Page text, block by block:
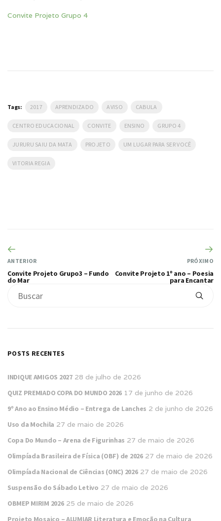
Convite Projeto Grupo 4
Tags: 2017 APRENDIZADO AVISO CABULA
CENTRO EDUCACIONAL CONVITE ENSINO GRUPO 4
JURURU SAIU DA MATA PROJETO UM LUGAR PARA SER VOCÊ
VITORIA REGIA
ANTERIOR
Convite Projeto Grupo3 – Fundo
do Mar
PRÓXIMO
Convite Projeto 1º ano – Poesia
para Encantar
POSTS RECENTES
INDIQUE AMIGOS 2027 28 de julho de 2026
QUIZ PREMIADO COPA DO MUNDO 2026 17 de junho de 2026
9º Ano ao Ensino Médio – Entrega de Lanches 2 de junho de 2026
Uso da Mochila 27 de maio de 2026
Copa Do Mundo – Arena de Figurinhas 27 de maio de 2026
Olimpíada Brasileira de Física (OBF) de 2026 27 de maio de 2026
Olimpíada Nacional de Ciências (ONC) 2026 27 de maio de 2026
Suspensão do Sábado Letivo 27 de maio de 2026
OBMEP MIRIM 2026 25 de maio de 2026
Projeto Mosaico – ALUMIAR Literatura e Emoção na Cultura